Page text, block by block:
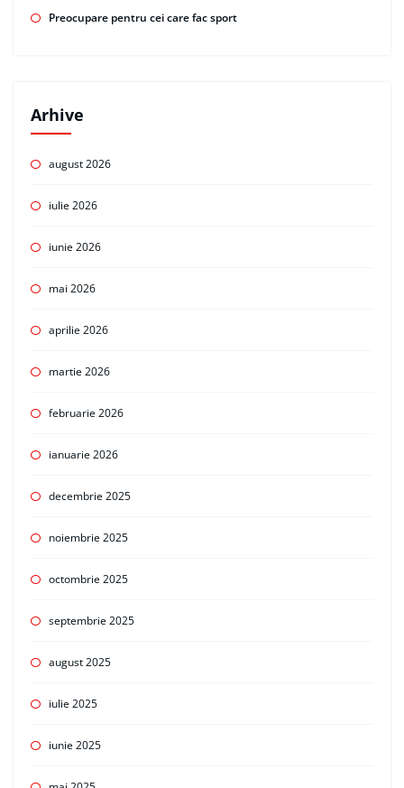
Preocupare pentru cei care fac sport
Arhive
august 2026
iulie 2026
iunie 2026
mai 2026
aprilie 2026
martie 2026
februarie 2026
ianuarie 2026
decembrie 2025
noiembrie 2025
octombrie 2025
septembrie 2025
august 2025
iulie 2025
iunie 2025